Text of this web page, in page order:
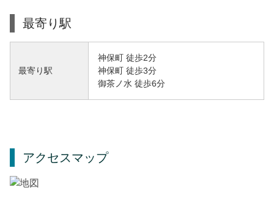
最寄り駅
最寄り駅
神保町 徒歩2分
神保町 徒歩3分
御茶ノ水 徒歩6分
アクセスマップ